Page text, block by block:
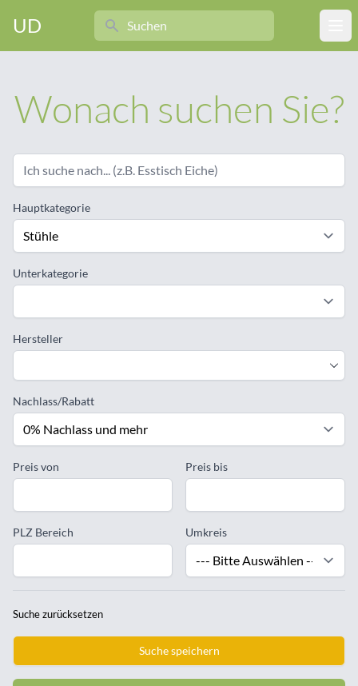
UD
Search
Wonach suchen Sie?
Hauptkategorie
Unterkategorie
Hersteller
Nachlass/Rabatt
Preis von Preis bis
PLZ Bereich Umkreis
Suche zurücksetzen
Suche speichern